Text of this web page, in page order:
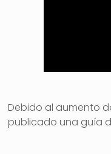
Debido al aumento
publicado una guía